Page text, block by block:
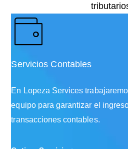
Servicios Contables
En Lopeza Services
equipo para garantizar el
transacciones contables.